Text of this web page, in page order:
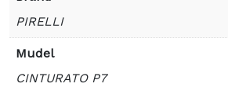
PIRELLI
Mudel
CINTURATO P7